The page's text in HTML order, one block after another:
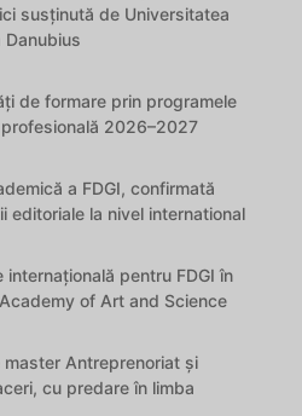
susținută de Universitatea
Danubius
de formare prin programele
2026–2027
a FDGI, confirmată
editoriale la nivel international
internațională pentru FDGI în
of Art and Science
master Antreprenoriat și
cu predare în limba